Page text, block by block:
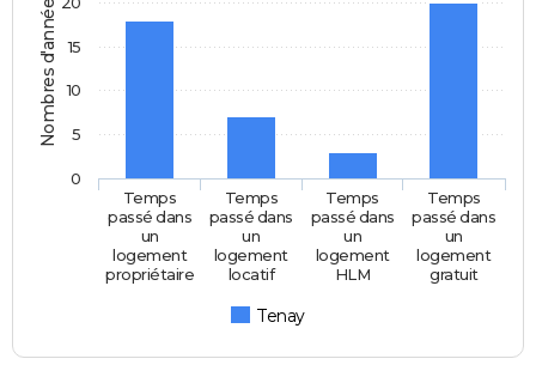
Nombres d'années
Tenay
Temps
passé dans
un
logement
propriétaire
Temps
passé dans
un
logement
locatif
Temps
passé dans
un
logement
HLM
Temps
passé dans
un
logement
gratuit
0
5
10
15